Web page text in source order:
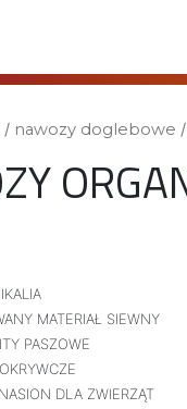
/ nawozy doglebowe
MATERIAŁ SIEWNY
PASZOWE
DLA ZWIERZĄT